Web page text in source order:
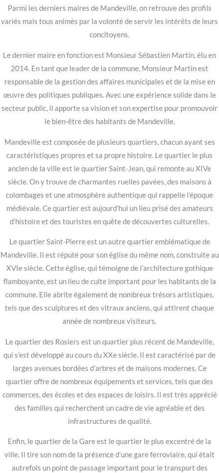
Parmi les derniers maires de Mandeville, on retrouve des profils
variés mais tous animés par la volonté de servir les intérêts de leurs
concitoyens.
Le dernier maire en fonction est Monsieur Sébastien Martin, élu en
2014. En tant que leader de la commune, Monsieur Martin est
responsable de la gestion des affaires municipales et de la mise en
œuvre des politiques publiques. Avec une expérience solide dans le
secteur public, il apporte sa vision et son expertise pour promouvoir
le bien-être des habitants de Mandeville.
Mandeville est composée de plusieurs quartiers, chacun ayant ses
caractéristiques propres et sa propre histoire. Le quartier le plus
ancien de la ville est le quartier Saint-Jean, qui remonte au XIVe
siècle. On y trouve de charmantes ruelles pavées, des maisons à
colombages et une atmosphère authentique qui rappelle l’époque
médiévale. Ce quartier est aujourd’hui un lieu prisé des amateurs
d’histoire et des touristes en quête de découvertes culturelles.
Le quartier Saint-Pierre est un autre quartier emblématique de
Mandeville. Il est réputé pour son église du même nom, construite au
XVIe siècle. Cette église, qui témoigne de l’architecture gothique
flamboyante, est un lieu de culte important pour les habitants de la
commune. Elle abrite également de nombreux trésors artistiques,
tels que des sculptures et des vitraux anciens, qui attirent chaque
année de nombreux visiteurs.
Le quartier des Rosiers est un quartier plus récent de Mandeville,
qui s’est développé au cours du XXe siècle. Il est caractérisé par de
larges avenues bordées d’arbres et de maisons modernes. Ce
quartier offre de nombreux équipements et services, tels que des
commerces, des écoles et des espaces de loisirs. Il est très apprécié
des familles qui recherchent un cadre de vie agréable et des
infrastructures de qualité.
Enfin, le quartier de la Gare est le quartier le plus excentré de la
ville. Il tire son nom de la présence d’une gare ferroviaire, qui était
autrefois un point de passage important pour le transport des